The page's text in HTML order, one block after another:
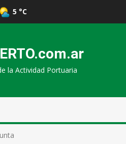
5 °C
la Actividad Portuaria